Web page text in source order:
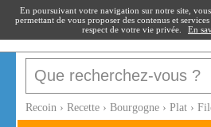
recoin.fr
Recoin › Recette › Bourgogne › Plat ›
En poursuivant votre navigation sur notre site,
permettant de vous proposer des contenus et
respect de votre vie privée.
En